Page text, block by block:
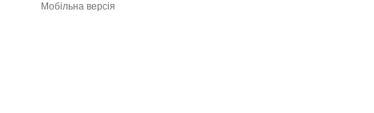
Мобільна версія